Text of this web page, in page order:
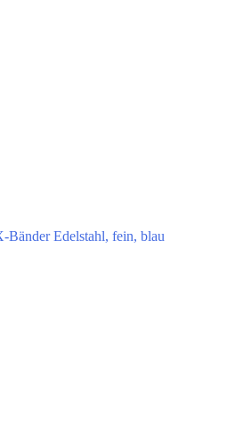
Bänder Edelstahl, fein, blau